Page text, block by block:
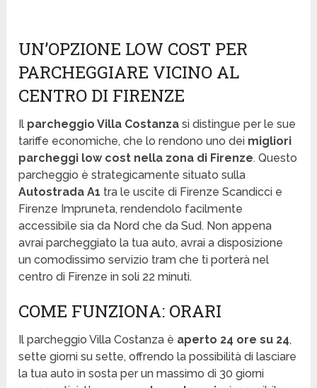
UN’OPZIONE LOW COST PER
PARCHEGGIARE VICINO AL
CENTRO DI FIRENZE
Il parcheggio Villa Costanza si distingue per le sue
tariffe economiche, che lo rendono uno dei migliori
parcheggi low cost nella zona di Firenze. Questo
parcheggio è strategicamente situato sulla
Autostrada A1 tra le uscite di Firenze Scandicci e
Firenze Impruneta, rendendolo facilmente
accessibile sia da Nord che da Sud. Non appena
avrai parcheggiato la tua auto, avrai a disposizione
un comodissimo servizio tram che ti porterà nel
centro di Firenze in soli 22 minuti.
COME FUNZIONA: ORARI
Il parcheggio Villa Costanza è aperto 24 ore su 24,
sette giorni su sette, offrendo la possibilità di lasciare
la tua auto in sosta per un massimo di 30 giorni